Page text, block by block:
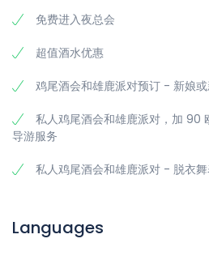
免费进入夜总会
超值酒水优惠
鸡尾酒会和雄鹿派对预订 - 新娘
私人鸡尾酒会和雄鹿派对，加 90
导游服务
私人鸡尾酒会和雄鹿派对 - 脱衣
Languages